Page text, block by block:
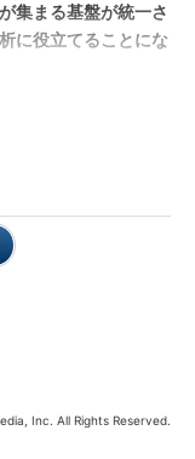
集まる基盤が統一さ
に役立てることにな
れる。一方で、監視
仮想基盤と連携して
始するなど、混在環
的に監視登録するこ
Inc. All Rights Reserved.